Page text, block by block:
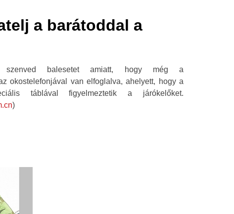
a barátoddal a
szenved balesetet amiatt, hogy még a
okostelefonjával van elfoglalva, ahelyett, hogy a
táblával figyelmeztetik a járókelőket.
)